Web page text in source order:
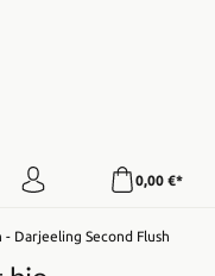
0,00 €*
- Darjeeling Second Flush